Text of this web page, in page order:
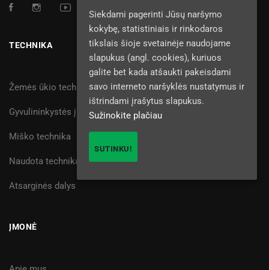
TECHNIKA
Žemės ūkio technika
Gyvulininkystės įranga
Miško technika
Naudota technika
Atsarginės dalys
ĮMONĖ
Siekdami pagerinti Jūsų naršymo
kokybę, statistiniais ir rinkodaros
tikslais šioje svetainėje naudojame
slapukus (angl. cookies), kuriuos
galite bet kada atšaukti pakeisdami
savo interneto naršyklės nustatymus ir
ištrindami įrašytus slapukus.
Sužinokite plačiau
SUTINKU!